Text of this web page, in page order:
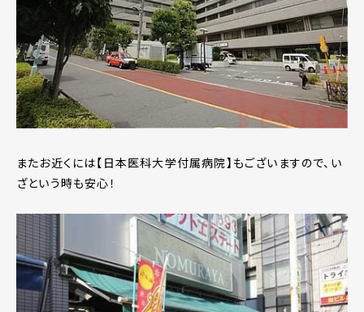
またお近くには【日本医科大学付属病院】もございますので、い
ざという時も安心！